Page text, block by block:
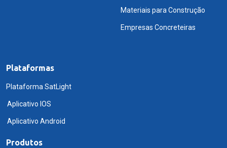
Materiais para Construção
Empresas Concreteiras
Plataformas
Plataforma SatLight
Aplicativo IOS
Aplicativo Android
Produtos